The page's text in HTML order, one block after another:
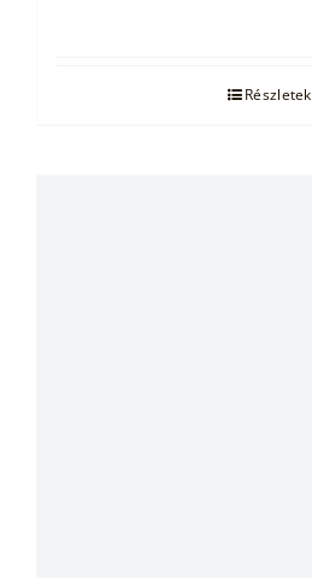
Részletek